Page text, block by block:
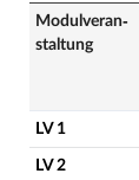
Modulveran­
staltung
LV 1
LV 2